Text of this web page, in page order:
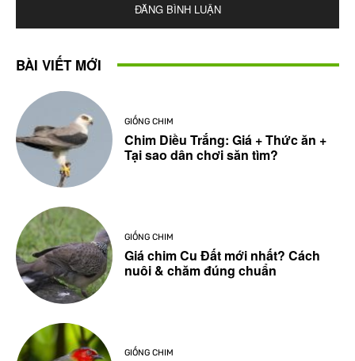
BÀI VIẾT MỚI
GIỐNG CHIM
Chim Diều Trắng: Giá + Thức ăn +
Tại sao dân chơi săn tìm?
GIỐNG CHIM
Giá chim Cu Đất mới nhất? Cách
nuôi & chăm đúng chuẩn
GIỐNG CHIM